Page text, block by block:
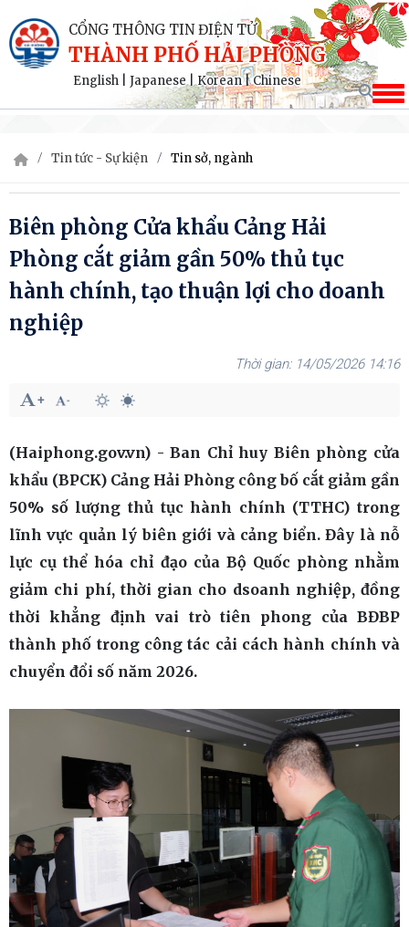
CỔNG THÔNG TIN ĐIỆN TỬ
THÀNH PHỐ HẢI PHÒNG
English Japanese|Korean|Chinese
Tin tức - Sự kiện Tin sở, ngành
Biên phòng Cửa khẩu Cảng Hải
Phòng cắt giảm gần 50% thủ tục
hành chính, tạo thuận lợi cho doanh
nghiệp
14/05/2026 14:16
(Haiphong.gov.vn) - Ban Chỉ huy Biên phòng cửa
khẩu (BPCK) Cảng Hải Phòng công bố cắt giảm gần
50% số lượng thủ tục hành chính (TTHC) trong
lĩnh vực quản lý biên giới và cảng biển. Đây là nỗ
lực cụ thể hóa chỉ đạo của Bộ Quốc phòng nhằm
giảm chi phí, thời gian cho dsoanh nghiệp, đồng
thời khẳng định vai trò tiên phong của BĐBP
thành phố trong công tác cải cách hành chính và
chuyển đổi số năm 2026.